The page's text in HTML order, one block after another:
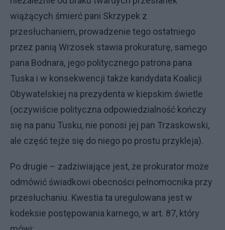
wiążących śmierć pani Skrzypek z
przesłuchaniem, prowadzenie tego ostatniego
przez panią Wrzosek stawia prokuraturę, samego
pana Bodnara, jego politycznego patrona pana
Tuska i w konsekwencji także kandydata Koalicji
Obywatelskiej na prezydenta w kiepskim świetle
(oczywiście polityczna odpowiedzialność kończy
się na panu Tusku, nie ponosi jej pan Trzaskowski,
ale część tejże się do niego po prostu przykleja).
Po drugie – zadziwiające jest, że prokurator może
odmówić świadkowi obecności pełnomocnika przy
przesłuchaniu. Kwestia ta uregulowana jest w
kodeksie postępowania karnego, w art. 87, który